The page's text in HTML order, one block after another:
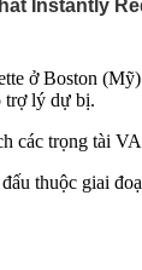
ở Boston
trợ lý dự bị.
các trọng tài
thuộc giai